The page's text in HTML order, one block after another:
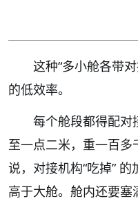
这种“多小舱各带
的低效率。
每个舱段都得配对
至一点二米，重一百
说，对接机构“吃掉”
高于大舱。舱内还要